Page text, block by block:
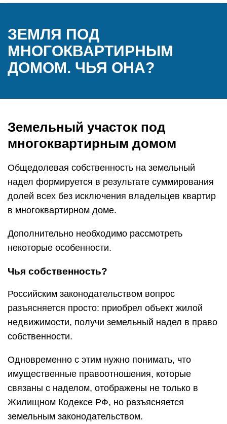
ЗЕМЛЯ ПОД
МНОГОКВАРТИРНЫМ
ДОМОМ. ЧЬЯ ОНА?
Земельный участок под
многоквартирным домом
Общедолевая собственность на земельный
надел формируется в результате суммирования
долей всех без исключения владельцев квартир
в многоквартирном доме.
Дополнительно необходимо рассмотреть
некоторые особенности.
Чья собственность?
Российским законодательством вопрос
разъясняется просто: приобрел объект жилой
недвижимости, получи земельный надел в право
собственности.
Одновременно с этим нужно понимать, что
имущественные правоотношения, которые
связаны с наделом, отображены не только в
Жилищном Кодексе РФ, но разъясняется
земельным законодательством.